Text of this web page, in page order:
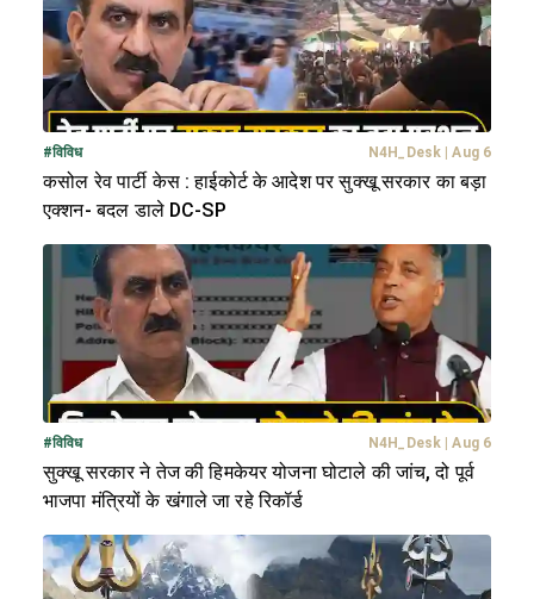
#विविध N4H_Desk | Aug 6
कसोल रेव पार्टी केस : हाईकोर्ट के आदेश पर सुक्खू सरकार का बड़ा
एक्शन- बदल डाले DC-SP
#विविध N4H_Desk | Aug 6
सुक्खू सरकार ने तेज की हिमकेयर योजना घोटाले की जांच, दो पूर्व
भाजपा मंत्रियों के खंगाले जा रहे रिकॉर्ड